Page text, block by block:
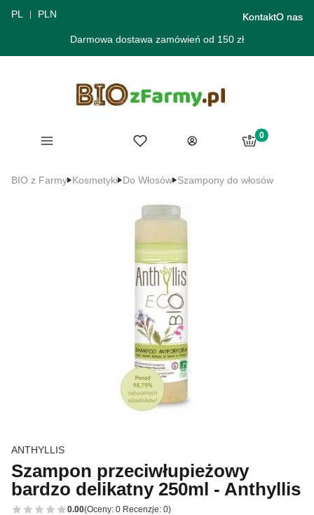
PL PLN KontaktO nas
Darmowa dostawa zamówień od 150 zł
Menu Ulubione
Zaloguj się
Produkty w
Koszyk
BIO z Farmy Kosmetyki Do Włosów Szampony do włosów
ANTHYLLIS
Szampon przeciwłupieżowy
bardzo delikatny 250ml - Anthyllis
0.00(Oceny: 0 Recenzje: 0)